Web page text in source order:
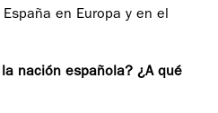
en Europa y en el
la nación española? ¿A qué